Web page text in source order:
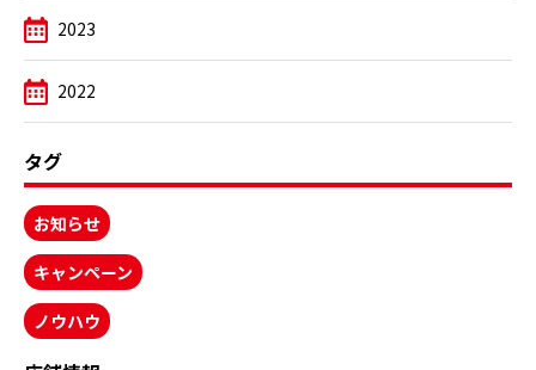
2023
2022
タグ
お知らせ
キャンペーン
ノウハウ